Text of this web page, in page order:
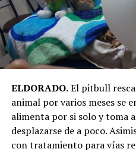
ELDORADO.El pitbull
animal por varios meses se
alimenta por si solo y toma
desplazarse de a poco.
con tratamiento para vías